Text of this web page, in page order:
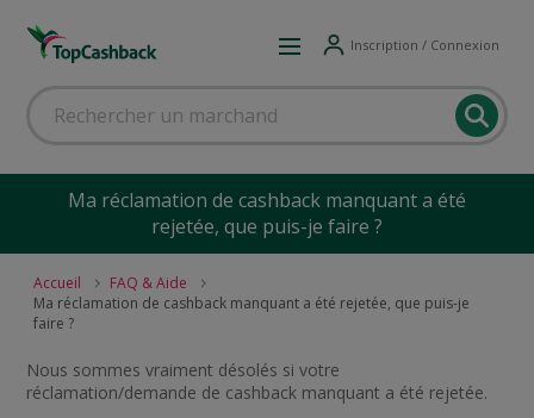
Inscription / Connexion
Ma réclamation de cashback manquant a été
rejetée, que puis-je faire ?
Accueil
FAQ & Aide
Ma réclamation de cashback manquant a été rejetée, que puis-je
faire ?
Nous sommes vraiment désolés si votre
réclamation/demande de cashback manquant a été rejetée.